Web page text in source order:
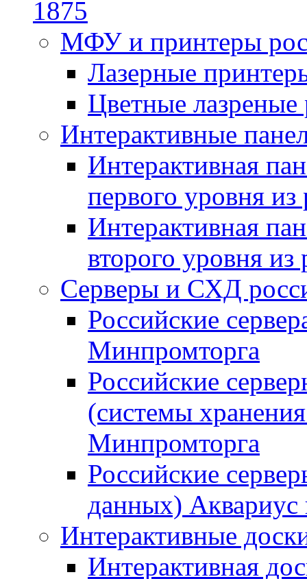
1875
МФУ и принтеры
Лазерные
Цветные
Интерактивные
Интерактивная
первого уровня
Интерактивная
второго уровня
Серверы и СХД
Российские
Минпромторга
Российские
(системы
Минпромторга
Российские
данных) Аквариус
Интерактивные
Интерактивная